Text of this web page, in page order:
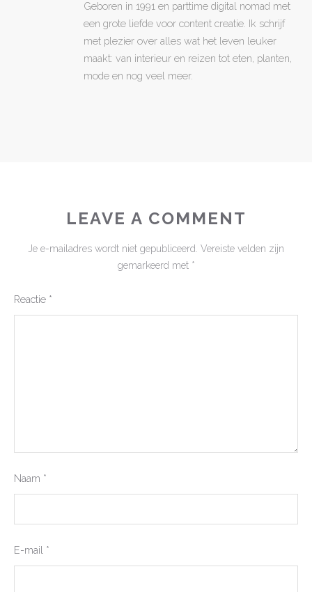
Geboren in 1991 en parttime digital nomad met
een grote liefde voor content creatie. Ik schrijf
met plezier over alles wat het leven leuker
maakt: van interieur en reizen tot eten, planten,
mode en nog veel meer.
LEAVE A COMMENT
Je e-mailadres wordt niet gepubliceerd. Vereiste velden zijn
gemarkeerd met *
Reactie *
Naam *
E-mail *